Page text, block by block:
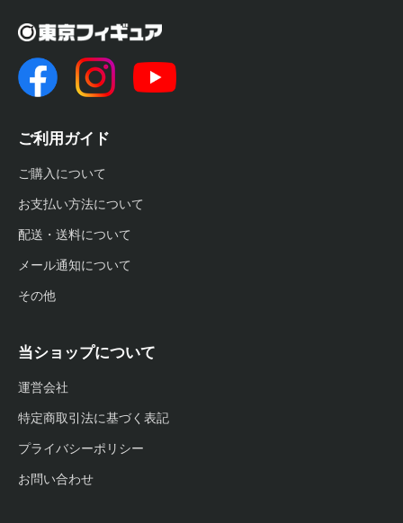
ご利用ガイド
ご購入について
お支払い方法について
配送・送料について
メール通知について
その他
当ショップについて
運営会社
特定商取引法に基づく表記
プライバシーポリシー
お問い合わせ